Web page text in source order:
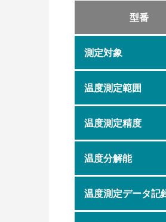
型番
測定対象
温度測定範囲
温度測定精度
温度分解能
温度測定データ記